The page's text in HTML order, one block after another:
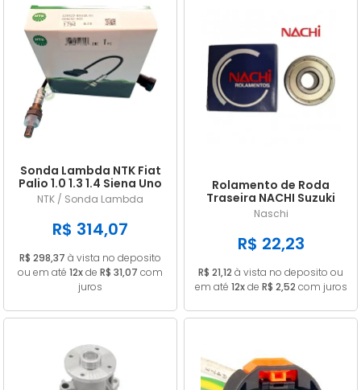
Sonda Lambda NTK Fiat
Palio 1.0 1.3 1.4 Siena Uno
Doblo Punto Strada
NTK / Sonda Lambda
R$ 314,07
R$ 298,37 à vista no deposito
ou em até 12xde R$ 31,07 com
juros
Rolamento de Roda
Traseira NACHI Suzuki
GN 125 Intruder / Yes 125
Naschi
R$ 22,23
R$ 21,12 à vista no deposito ou
em até 12xde R$ 2,52 com juros